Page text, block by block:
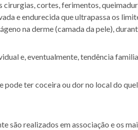
cortes, ferimentos,
e endurecida que ultrapassa os
na derme (camada da pele),
e, eventualmente, tendência
pode ter coceira ou dor no local do
são realizados em associação e os